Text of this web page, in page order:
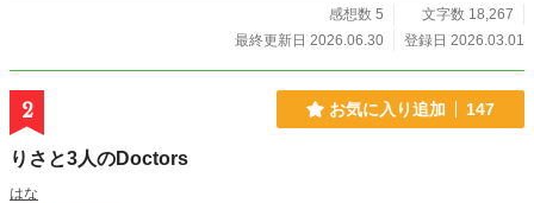
感想数 5
文字数 18,267
最終更新日 2026.06.30
登録日 2026.03.01
2 お気に入り追加 147
りさと3人のDoctors
はな